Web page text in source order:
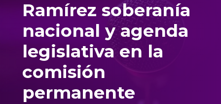
Ramírez soberanía
nacional y agenda
legislativa en la
comisión
permanente